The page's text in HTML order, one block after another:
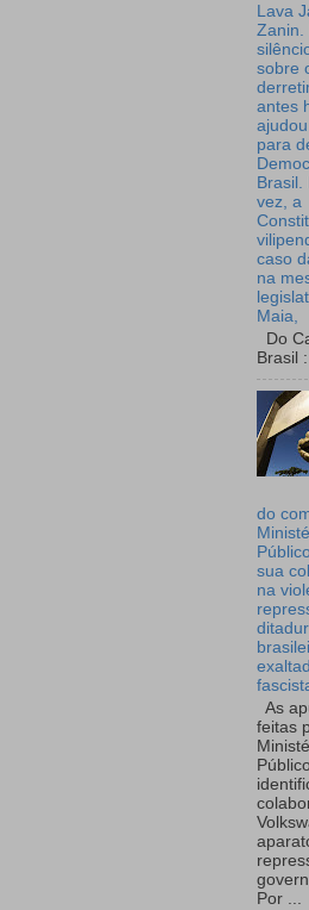
Lava
Zanin.
sobre
antes
para
Brasil.
vez, a
caso
na
Maia,
Do
Brasil :
do
sua
na
As
feitas
Por ...